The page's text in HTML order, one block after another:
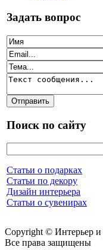
Задать вопрос
Поиск по сайту
Статьи о подарках
Статьи по декору
Дизайн интерьера
Статьи о сувенирах
Copyright © Интерьер
Все права защищены